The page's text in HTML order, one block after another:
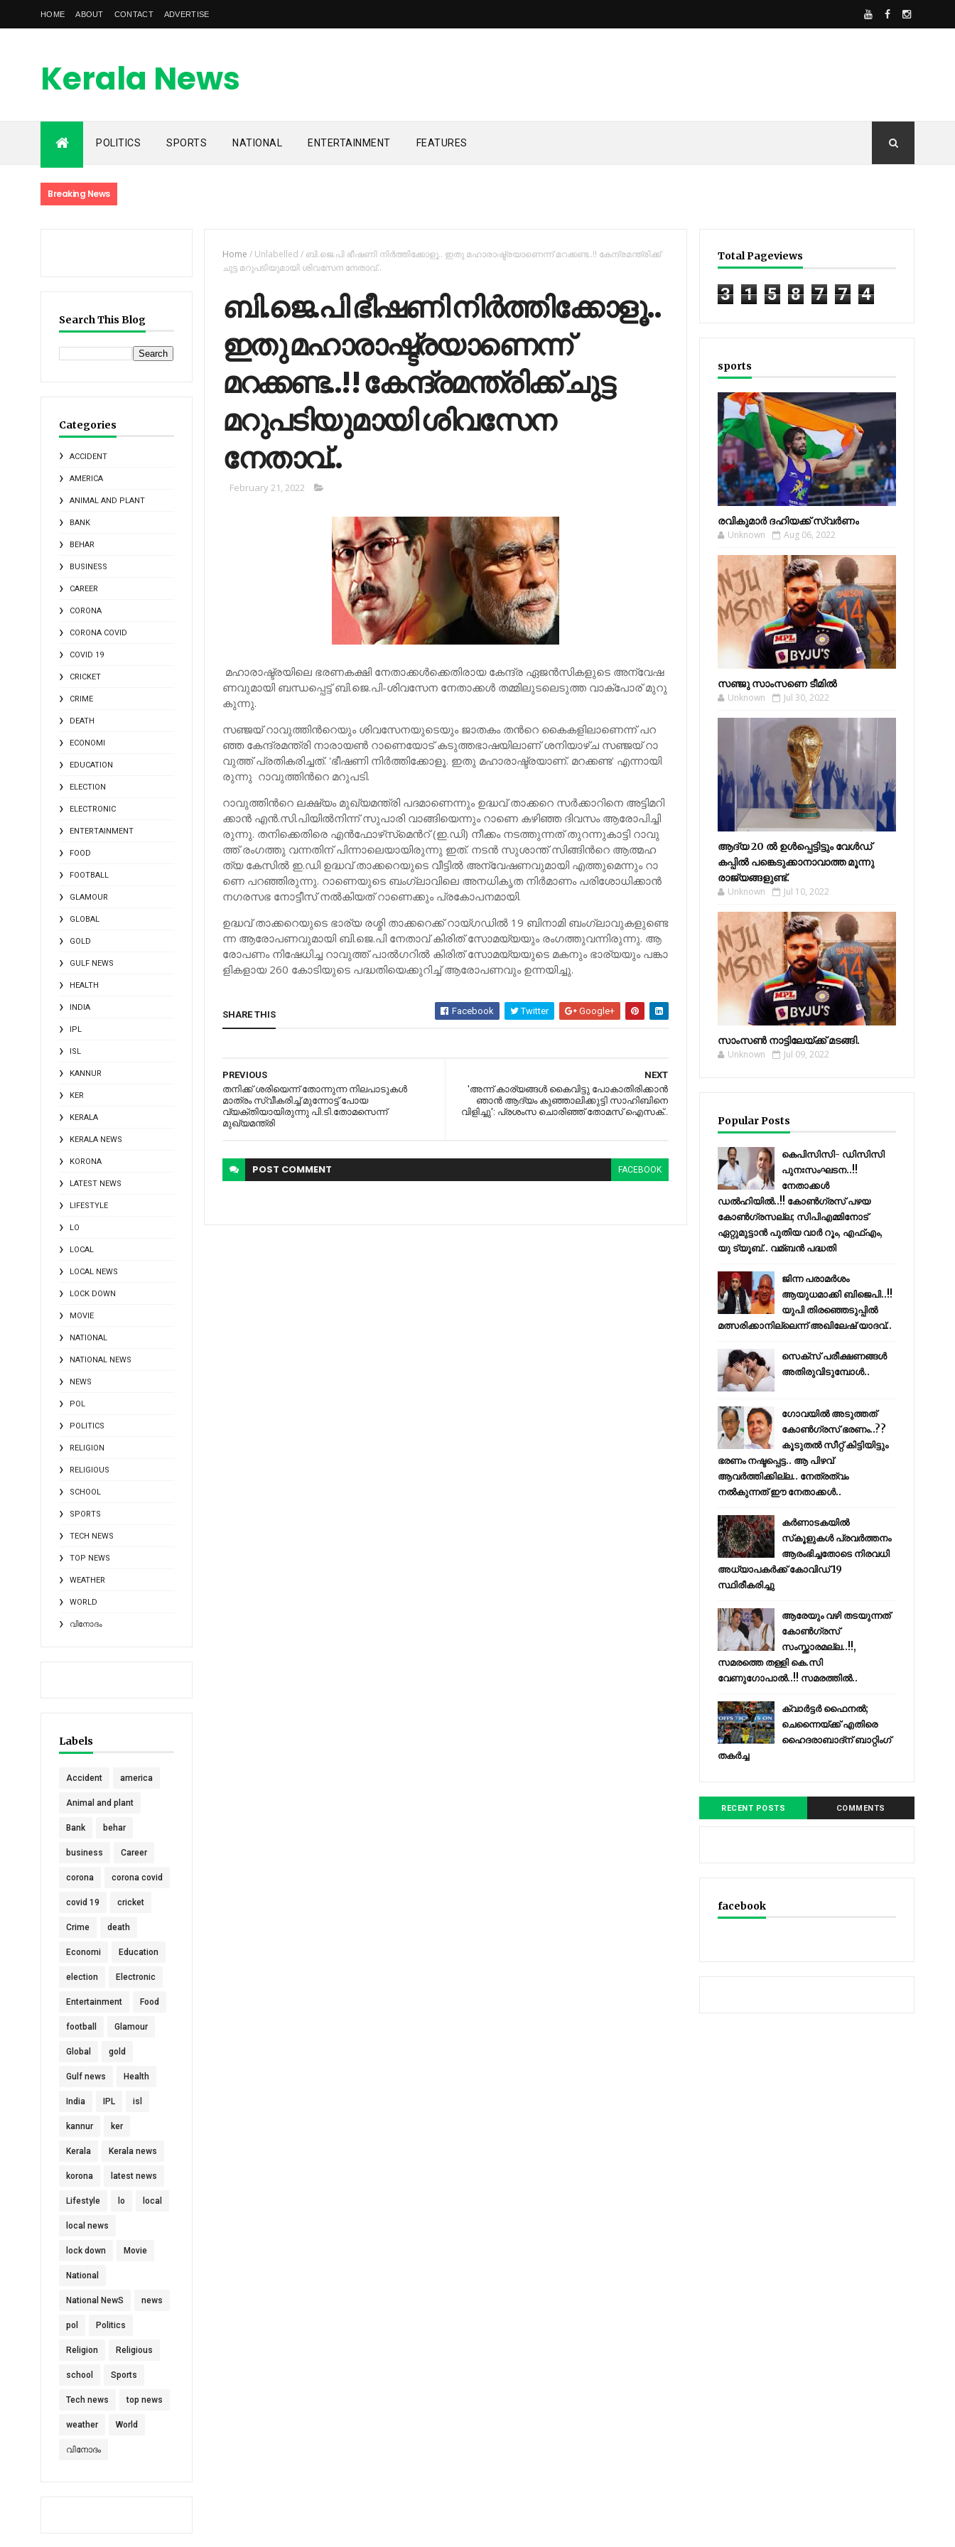
HOME ABOUT CONTACT ADVERTISE
Kerala News
Feed
kerala news feed is the one of the best malayalam online
POLITICS SPORTS NATIONAL ENTERTAINMENT FEATURES
Breaking News
Search This Blog
Categories
ACCIDENT
AMERICA
ANIMAL AND PLANT
BANK
BEHAR
BUSINESS
CAREER
CORONA
CORONA COVID
COVID 19
CRICKET
CRIME
DEATH
ECONOMI
EDUCATION
ELECTION
ELECTRONIC
ENTERTAINMENT
FOOD
FOOTBALL
GLAMOUR
GLOBAL
GOLD
GULF NEWS
HEALTH
INDIA
IPL
ISL
KANNUR
KER
KERALA
KERALA NEWS
KORONA
LATEST NEWS
LIFESTYLE
LO
LOCAL
LOCAL NEWS
LOCK DOWN
MOVIE
NATIONAL
NATIONAL NEWS
NEWS
POL
POLITICS
RELIGION
RELIGIOUS
SCHOOL
SPORTS
TECH NEWS
TOP NEWS
WEATHER
WORLD
വിനോദം
Labels
Accident america
Animal and plant
Bank behar
business Career
corona corona covid
covid 19 cricket
Crime death
Economi Education
election Electronic
Entertainment Food
football Glamour
Global gold
Gulf news Health
India IPL isl
kannur ker
Kerala Kerala news
korona latest news
Lifestyle lo local
local news
lock down Movie
National
National NewS news
pol Politics
Religion Religious
school Sports
Tech news top news
weather World
വിനോദം
Home / Unlabelled/ ബി.ജെ.പി ഭീ​ഷ​ണി നിര്‍ത്തിക്കോളൂ.. ഇ​തു​​ മ​ഹാ​രാ​ഷ്ട്രയാണെന്ന് മറക്കണ്ട..!! കേന്ദ്രമന്ത്രിക്ക്
ചുട്ട മറുപടിയുമായി ശിവസേന നേതാവ്..
ബി.ജെ.പി ഭീ​ഷ​ണി നിര്‍ത്തിക്കോളൂ..
ഇ​തു​​ മ​ഹാ​രാ​ഷ്ട്രയാണെന്ന്
മറക്കണ്ട..!! കേന്ദ്രമന്ത്രിക്ക് ചുട്ട
മറുപടിയുമായി ശിവസേന
നേതാവ്..
February 21, 2022
മ​ഹാ​രാ​ഷ്ട്ര​യി​ലെ ഭ​ര​ണ​ക​ക്ഷി നേ​താ​ക്ക​ള്‍​ക്കെ​തി​രാ​യ കേ​ന്ദ്ര ഏ​ജ​ന്‍​സി​ക​ളു​ടെ അ​ന്വേ​ഷ​
ണ​വു​മാ​യി ബ​ന്ധ​പ്പെ​ട്ട്​ ബി.​ജെ.​പി-​ശി​വ​സേ​ന നേ​താ​ക്ക​ള്‍ ത​മ്മി​ലു​ട​ലെ​ടു​ത്ത വാ​ക്​​പോ​ര്​ മു​റു​
കു​ന്നു.
സ​ഞ്ജ​യ്​ റാ​വു​ത്തി​ന്‍റെ​യും ശി​വ​സേ​ന​യു​ടെ​യും ജാ​ത​കം ത​ന്‍റെ കൈ​ക​ളി​ലാ​ണെ​ന്ന്​ പ​റ​
ഞ്ഞ കേ​ന്ദ്ര​മ​ന്ത്രി നാ​രാ​യ​ണ്‍ റാ​ണെ​യോ​ട്​ ക​ടു​ത്ത​ഭാ​ഷ​യി​ലാ​ണ് ശ​നി​യാ​ഴ്ച സ​ഞ്ജ​യ്​ റാ​
വു​ത്ത്​ പ്ര​തി​ക​രി​ച്ച​ത്. 'ഭീ​ഷ​ണി നി​ര്‍​ത്തി​ക്കോ​ളൂ. ഇ​തു​​ മ​ഹാ​രാ​ഷ്ട്ര​യാ​ണ്. മ​റ​ക്ക​ണ്ട' എ​ന്നാ​യി​
രു​ന്നു ​ റാ​വു​ത്തി​ന്‍റെ മ​റു​പ​ടി.
റാ​വു​ത്തി​ന്‍റെ ല​ക്ഷ്യം മു​ഖ്യ​മ​ന്ത്രി പ​ദ​മാ​ണെ​ന്നും ഉ​ദ്ധ​വ്​ താ​ക്ക​റെ സ​ര്‍​ക്കാ​റി​നെ അ​ട്ടി​മ​റി​
ക്കാ​ന്‍ എ​ന്‍.​സി.​പി​യി​ല്‍​നി​ന്ന്​ സു​പാ​രി വാ​ങ്ങി​യെ​ന്നും റാ​ണെ ക​ഴി​ഞ്ഞ ദി​വ​സം ആ​രോ​പി​ച്ചി​
രു​ന്നു. ത​നി​ക്കെ​തി​രെ എ​ന്‍​ഫോ​ഴ്​​സ്​​മെ​ന്‍റ്​​ (ഇ.​ഡി) നീ​ക്കം ന​ട​ത്തു​ന്ന​ത്​ തു​റ​ന്നു​കാ​ട്ടി റാ​വു​
ത്ത്​ രം​ഗ​ത്തു വ​ന്ന​തി​ന്​ പി​ന്നാ​ലെ​യാ​യി​രു​ന്നു ഇ​ത്. ന​ട​ന്‍ സു​ശാ​ന്ത്​ സി​ങ്ങി​ന്‍റെ ആ​ത്മ​ഹ​
ത്യ കേ​സി​ല്‍ ഇ.​ഡി ഉ​ദ്ധ​വ്​ താ​ക്ക​റെ​യു​ടെ വീ​ട്ടി​ല്‍ അ​ന്വേ​ഷ​ണ​വു​മാ​യി എ​ത്തു​മെ​ന്നും റാ​
ണെ പ​റ​ഞ്ഞി​രു​ന്നു. റാ​ണെ​യു​ടെ ബം​ഗ്ലാ​വി​ലെ അ​ന​ധി​കൃ​ത നി​ര്‍​മാ​ണം പ​രി​ശോ​ധി​ക്കാ​ന്‍
ന​ഗ​ര​സ​ഭ നോ​ട്ടീ​സ്​ ന​ല്‍​കി​യ​ത്​ റാ​ണെ​ക്കും പ്ര​കോ​പ​ന​മാ​യി.
ഉ​ദ്ധ​വ്​ താ​ക്ക​റെ​യു​ടെ ഭാ​ര്യ ര​ശ്മി താ​ക്ക​റെ​ക്ക്​ റാ​യ്​​ഗ​ഡി​ല്‍ 19 ബി​നാ​മി ബം​ഗ്ലാ​വു​ക​ളു​ണ്ടെ​
ന്ന ആ​രോ​പ​ണ​വു​മാ​യി ബി.​ജെ.​പി നേ​താ​വ്​ കി​രി​ത്​ സോ​മ​യ്യ​യും രം​ഗ​ത്തു​വ​ന്നി​രു​ന്നു. ആ​
രോ​പ​ണം നി​ഷേ​ധി​ച്ച റാ​വു​ത്ത്​ പാ​ല്‍​ഗ​റി​ല്‍ കി​രി​ത്​ സോ​മ​യ്യ​യു​ടെ മ​ക​നും ഭാ​ര്യ​യും പ​ങ്കാ​
ളി​ക​ളാ​യ 260 കോ​ടി​യു​ടെ പ​ദ്ധ​തി​യെ​ക്കു​റി​ച്ച്‌​ ആ​രോ​പ​ണ​വും ഉ​ന്ന​യി​ച്ചു.
SHARE THIS Facebook Twitter Google+
NEXT
'അന്ന് കാര്യങ്ങള്‍ കൈവിട്ടു പോകാതിരിക്കാന്‍
ഞാന്‍ ആദ്യം കുഞ്ഞാലിക്കുട്ടി സാഹിബിനെ
വിളിച്ചു': പ്രശംസ ചൊരിഞ്ഞ് തോമസ് ഐസക്..
PREVIOUS
തനിക്ക് ശരിയെന്ന് തോന്നുന്ന നിലപാടുകള്‍
മാത്രം സ്വീകരിച്ച്‌ മുന്നോട്ട് പോയ
വ്യക്തിയായിരുന്നു പി.ടി.തോമസെന്ന്
മുഖ്യമന്ത്രി
POST COMMENT FACEBOOK
Total Pageviews
3 1 5 8 7 7 4
sports
രവികുമാര്‍ ദഹിയക്ക് സ്വര്‍ണം
Unknown Aug 06, 2022
സഞ്ജു സാംസണെ ടീമില്‍
Unknown Jul 30, 2022
ആദ്യ 20 ല്‍ ഉള്‍പ്പെട്ടിട്ടും വേള്‍ഡ്
കപ്പില്‍ പങ്കെടുക്കാനാവാത്ത മൂന്നു
രാജ്യങ്ങളുണ്ട്.
Unknown Jul 10, 2022
സാംസണ്‍ നാട്ടിലേയ്‌ക്ക് മടങ്ങി.
Unknown Jul 09, 2022
Popular Posts
കെപിസിസി- ഡിസിസി
പുനഃസംഘടന..!!
നേതാക്കൾ
ഡൽഹിയിൽ..!! കോണ്‍ഗ്രസ് പഴയ
കോണ്‍ഗ്രസല്ല; സിപിഎമ്മിനോട്
ഏറ്റുമുട്ടാന്‍ പുതിയ വാര്‍ റൂം, എഫ്‌എം,
യു ട്യൂബ്.. വമ്ബന്‍ പദ്ധതി
ജിന്ന പരാമര്‍ശം
ആയുധമാക്കി ബിജെപി..!!
യുപി തിരഞ്ഞെടുപ്പില്‍
മത്സരിക്കാനില്ലെന്ന് അഖിലേഷ് യാദവ്..
സെക്സ് പരീക്ഷണങ്ങൾ
അതിരുവിടുമ്പോൾ..
ഗോവയിൽ അടുത്തത്
കോൺഗ്രസ് ഭരണം..??
കൂടുതൽ സീറ്റ് കിട്ടിയിട്ടും
ഭരണം നഷ്ടപ്പെട്ട.. ആ പിഴവ്
ആവർത്തിക്കില്ല.. നേത്രത്വം
നൽകുന്നത് ഈ നേതാക്കൾ..
കര്‍ണാടകയില്‍
സ്‌കൂളുകള്‍ പ്രവര്‍ത്തനം
ആരംഭിച്ചതോടെ നിരവധി
അധ്യാപകര്‍ക്ക് കോവിഡ് 19
സ്ഥിരീകരിച്ചു
ആരേയും വഴി തടയുന്നത്
കോണ്‍ഗ്രസ്
സംസ്ക്കാരമല്ല..!!,
സമരത്തെ തള്ളി കെ.സി
വേണുഗോപാൽ..!! സമരത്തിൽ..
ക്വാർട്ടർ ഫൈനൽ;
ചെന്നൈയ്ക്ക് എതിരെ
ഹൈദരാബാദ്ന് ബാറ്റിംഗ്
തകർച്ച
RECENT POSTS COMMENTS
facebook